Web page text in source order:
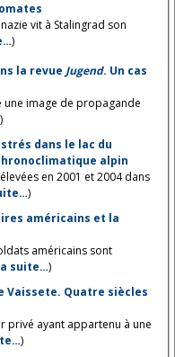
vit à Stalingrad son
)
la revue Jugend. Un cas
image de propagande
)
dans le lac du
alpin
en 2001 et 2004 dans
)
américains et la
américains sont
suite…)
Vaissete. Quatre siècles
privé ayant appartenu à une
)